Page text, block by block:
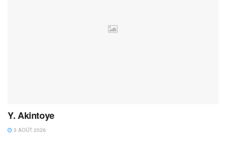
Y. Akintoye
3 AOÛT 2026